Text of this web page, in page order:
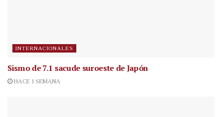
INTERNACIONALES
Sismo de 7.1 sacude suroeste de Japón
HACE 1 SEMANA